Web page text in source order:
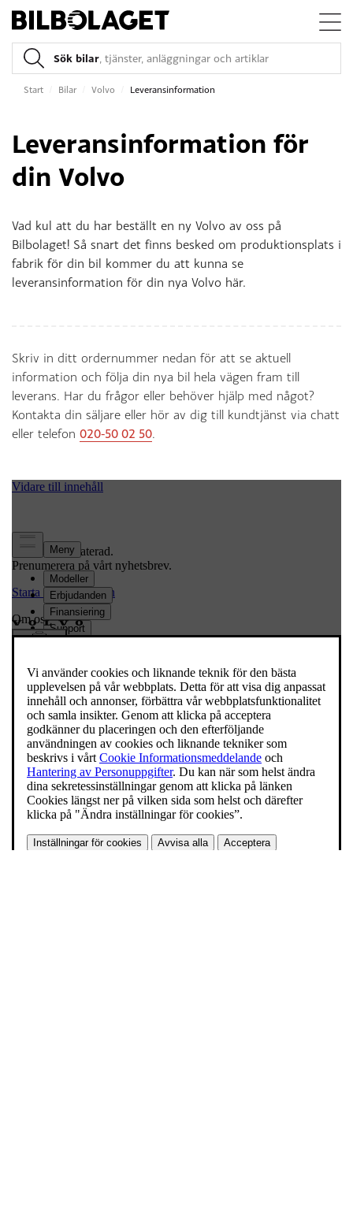
Sök bilar, tjänster, anläggningar och artiklar
Start Bilar Volvo Leveransinformation
Leveransinformation för
din Volvo
Vad kul att du har beställt en ny Volvo av oss på
Bilbolaget! Så snart det finns besked om produktionsplats i
fabrik för din bil kommer du att kunna se
leveransinformation för din nya Volvo här.
Skriv in ditt ordernummer nedan för att se aktuell
information och följa din nya bil hela vägen fram till
leverans. Har du frågor eller behöver hjälp med något?
Kontakta din säljare eller hör av dig till kundtjänst via chatt
eller telefon 020-50 02 50.